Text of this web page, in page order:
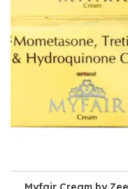
Myfair Cream by